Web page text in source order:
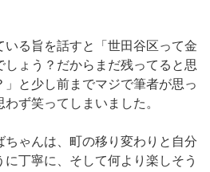
る旨を話すと「世田谷区って金
ょう？だからまだ残ってると思
と少し前までマジで筆者が思っ
ず笑ってしまいました。
ちゃんは、町の移り変わりと自分
丁寧に、そして何より楽しそう